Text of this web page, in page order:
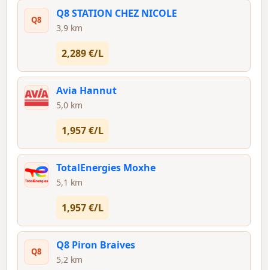
Q8 Q8 STATION CHEZ NICOLE
3,9 km
2,289 €/L
Avia Hannut
5,0 km
1,957 €/L
TotalEnergies Moxhe
5,1 km
1,957 €/L
Q8 Q8 Piron Braives
5,2 km